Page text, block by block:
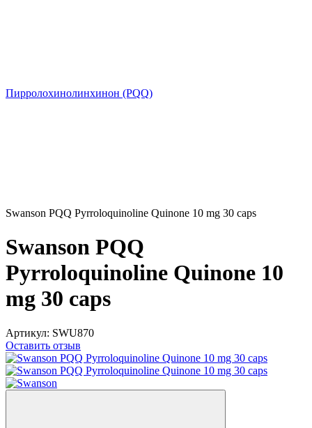
Пирролохинолинхинон (PQQ)
Swanson PQQ Pyrroloquinoline Quinone 10 mg 30 caps
Swanson PQQ
Pyrroloquinoline Quinone 10
mg 30 caps
Артикул: SWU870
Оставить отзыв